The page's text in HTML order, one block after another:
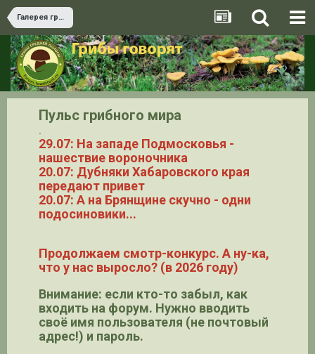
Галерея грибов
Пульс грибного мира
.
29.07: На западе Подмосковья -
нашествие вороночника
20.07: Дубняки Хабаровского края
передают привет
20.07: А на Брянщине скучно - одни
подосиновики...
Продолжаем смотр-конкурс. А ну-ка,
что у нас выросло? (в 2026 году)
Внимание: если кто-то забыл, как
входить на форум. Нужно вводить
своё имя пользователя (не почтовый
адрес!) и пароль.